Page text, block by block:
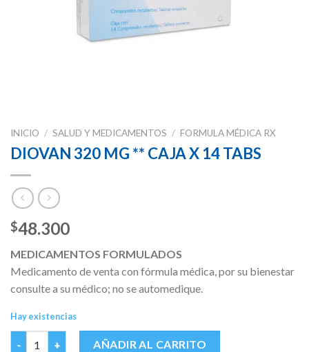
INICIO / SALUD Y MEDICAMENTOS / FORMULA MÉDICA RX
DIOVAN 320 MG ** CAJA X 14 TABS
$48.300
MEDICAMENTOS FORMULADOS
Medicamento de venta con fórmula médica, por su bienestar
consulte a su médico; no se automedique.
Hay existencias
DIOVAN 320 MG ** CAJA X 14 TABS cantidad
AÑADIR AL CARRITO